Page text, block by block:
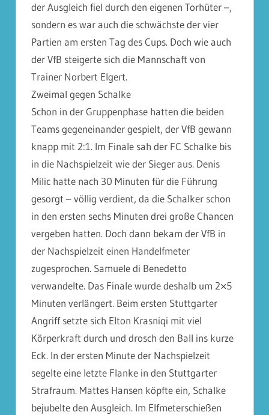
der Ausgleich fiel durch den eigenen Torhüter –,
sondern es war auch die schwächste der vier
Partien am ersten Tag des Cups. Doch wie auch
der VfB steigerte sich die Mannschaft von
Trainer Norbert Elgert.
Zweimal gegen Schalke
Schon in der Gruppenphase hatten die beiden
Teams gegeneinander gespielt, der VfB gewann
knapp mit 2:1. Im Finale sah der FC Schalke bis
in die Nachspielzeit wie der Sieger aus. Denis
Milic hatte nach 30 Minuten für die Führung
gesorgt – völlig verdient, da die Schalker schon
in den ersten sechs Minuten drei große Chancen
vergeben hatten. Doch dann bekam der VfB in
der Nachspielzeit einen Handelfmeter
zugesprochen. Samuele di Benedetto
verwandelte. Das Finale wurde deshalb um 2×5
Minuten verlängert. Beim ersten Stuttgarter
Angriff setzte sich Elton Krasniqi mit viel
Körperkraft durch und drosch den Ball ins kurze
Eck. In der ersten Minute der Nachspielzeit
segelte eine letzte Flanke in den Stuttgarter
Strafraum. Mattes Hansen köpfte ein, Schalke
bejubelte den Ausgleich. Im Elfmeterschießen